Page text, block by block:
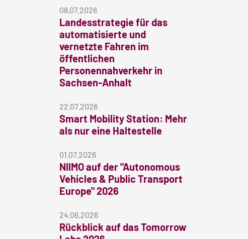
08.07.2026
Landesstrategie für das
automatisierte und
vernetzte Fahren im
öffentlichen
Personennahverkehr in
Sachsen-Anhalt
22.07.2026
Smart Mobility Station: Mehr
als nur eine Haltestelle
01.07.2026
NIIMO auf der "Autonomous
Vehicles & Public Transport
Europe" 2026
24.06.2026
Rückblick auf das Tomorrow